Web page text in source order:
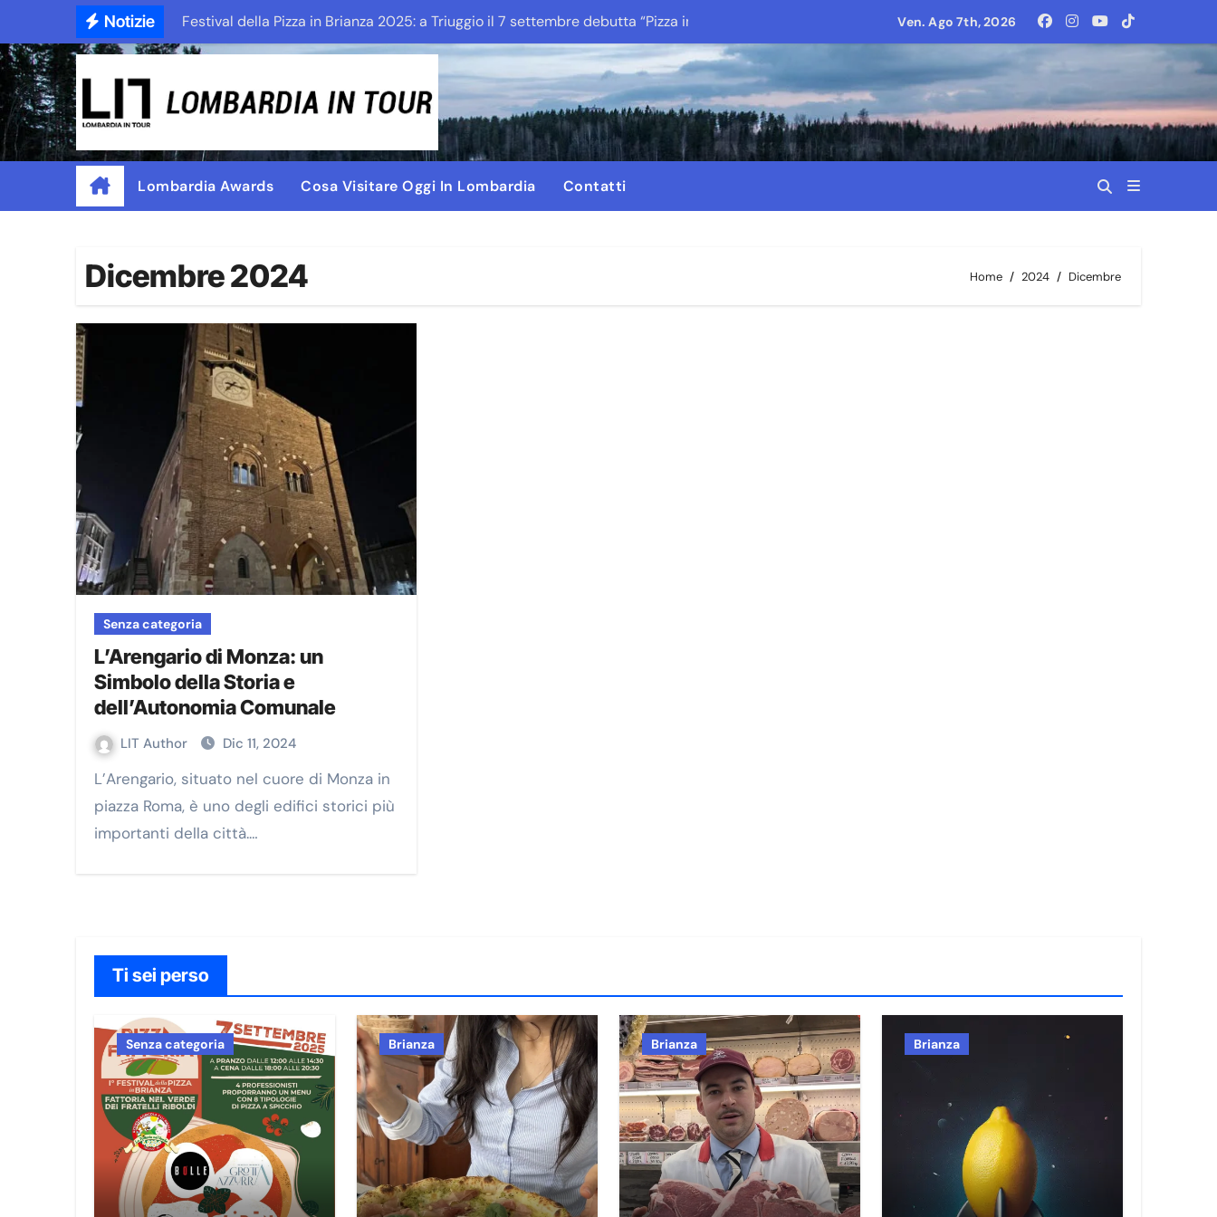
content
Notizie Festival della Pizza in Brianza 2025: a Triuggio il 7 settembre debutta “Pizza in Fattoria”Pizza e Cor Seregno: la nuova pizzeria napoletana che conquista con qualità
Ven. Ago 7th, 2026
Lombardia Awards Cosa Visitare Oggi In Lombardia Contatti
Dicembre 2024 Home 2024 Dicembre
Senza categoria
L’Arengario di Monza: un
Simbolo della Storia e
dell’Autonomia Comunale
LIT Author Dic 11, 2024
L’Arengario, situato nel cuore di Monza in
piazza Roma, è uno degli edifici storici più
importanti della città.…
Ti sei perso
Senza categoria Brianza Brianza Brianza